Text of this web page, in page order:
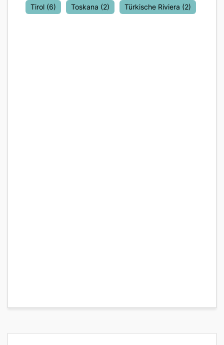
Tirol (6) Toskana (2) Türkische Riviera (2)